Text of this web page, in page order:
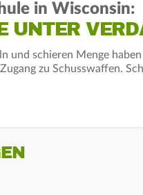
in Wisconsin:
UNTER
und schieren Menge
zu Schusswaffen.